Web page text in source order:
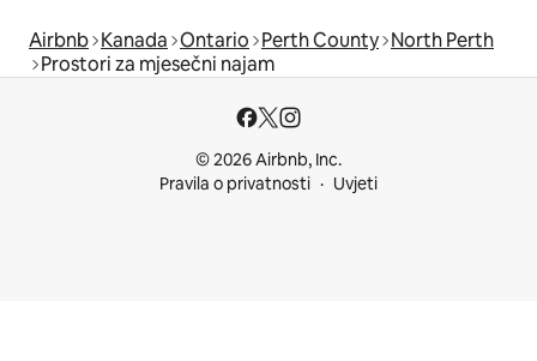
Airbnb Kanada Ontario Perth County North Perth
Prostori za mjesečni najam
© 2026 Airbnb, Inc.
Pravila o privatnosti
Uvjeti